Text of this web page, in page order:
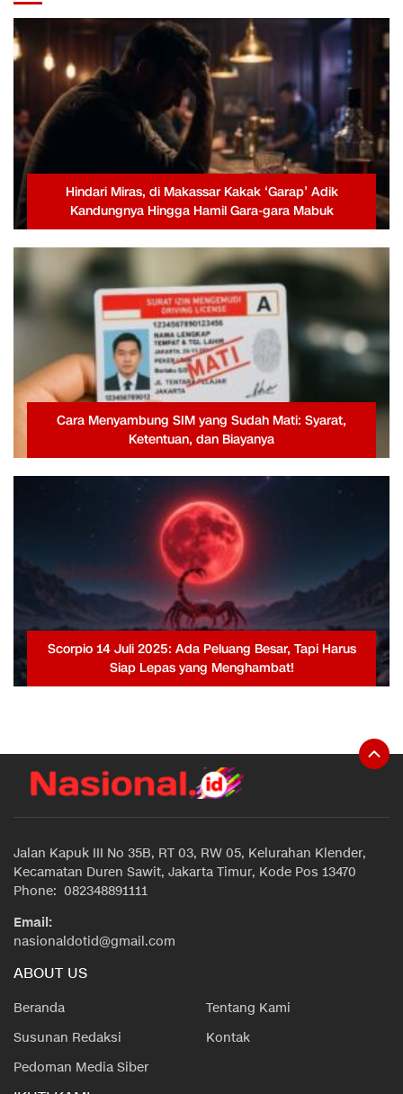
Hindari Miras, di Makassar Kakak ‘Garap’ Adik
Kandungnya Hingga Hamil Gara-gara Mabuk
Cara Menyambung SIM yang Sudah Mati: Syarat,
Ketentuan, dan Biayanya
Scorpio 14 Juli 2025: Ada Peluang Besar, Tapi Harus
Siap Lepas yang Menghambat!
Jalan Kapuk III No 35B, RT 03, RW 05, Kelurahan Klender,
Kecamatan Duren Sawit, Jakarta Timur, Kode Pos 13470
Phone: 082348891111
Email:
nasionaldotid@gmail.com
ABOUT US
Beranda
Tentang Kami
Susunan Redaksi
Kontak
Pedoman Media Siber